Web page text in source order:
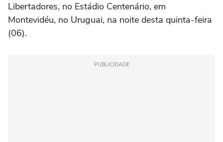
Libertadores, no Estádio Centenário, em
Montevidéu, no Uruguai, na noite desta quinta-feira
(06).
PUBLICIDADE